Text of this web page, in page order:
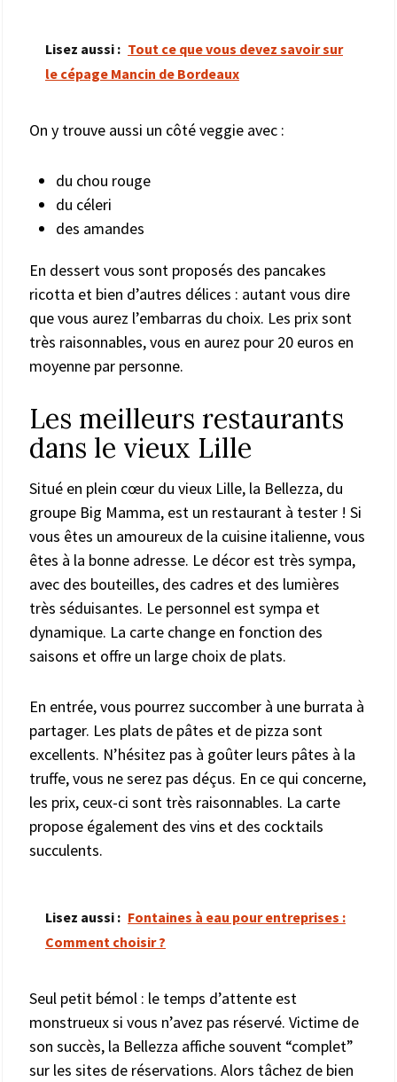
Lisez aussi : Tout ce que vous devez savoir sur
le cépage Mancin de Bordeaux
On y trouve aussi un côté veggie avec :
du chou rouge
du céleri
des amandes
En dessert vous sont proposés des pancakes
ricotta et bien d’autres délices : autant vous dire
que vous aurez l’embarras du choix. Les prix sont
très raisonnables, vous en aurez pour 20 euros en
moyenne par personne.
Les meilleurs restaurants
dans le vieux Lille
Situé en plein cœur du vieux Lille, la Bellezza, du
groupe Big Mamma, est un restaurant à tester ! Si
vous êtes un amoureux de la cuisine italienne, vous
êtes à la bonne adresse. Le décor est très sympa,
avec des bouteilles, des cadres et des lumières
très séduisantes. Le personnel est sympa et
dynamique. La carte change en fonction des
saisons et offre un large choix de plats.
En entrée, vous pourrez succomber à une burrata à
partager. Les plats de pâtes et de pizza sont
excellents. N’hésitez pas à goûter leurs pâtes à la
truffe, vous ne serez pas déçus. En ce qui concerne,
les prix, ceux-ci sont très raisonnables. La carte
propose également des vins et des cocktails
succulents.
Lisez aussi : Fontaines à eau pour entreprises :
Comment choisir ?
Seul petit bémol : le temps d’attente est
monstrueux si vous n’avez pas réservé. Victime de
son succès, la Bellezza affiche souvent “complet”
sur les sites de réservations. Alors tâchez de bien